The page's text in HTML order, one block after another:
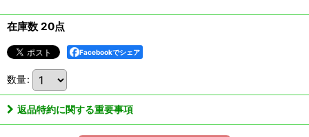
在庫数 20点
Facebookでシェア
数量:
返品特約に関する重要事項